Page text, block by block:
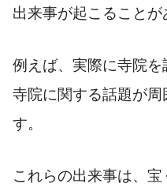
出来事が起こることが
例えば、実際に寺院を
寺院に関する話題が
す。
これらの出来事は、